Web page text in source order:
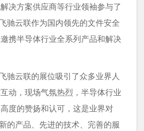
决方案供应商等行业领袖参与了
驰云联作为国内领先的文件安全
携半导体行业全系列产品和解决
驰云联的展位吸引了众多业界人
动，现场气氛热烈，半导体行业
度的赞扬和认可，这是业界对
的产品、先进的技术、完善的服